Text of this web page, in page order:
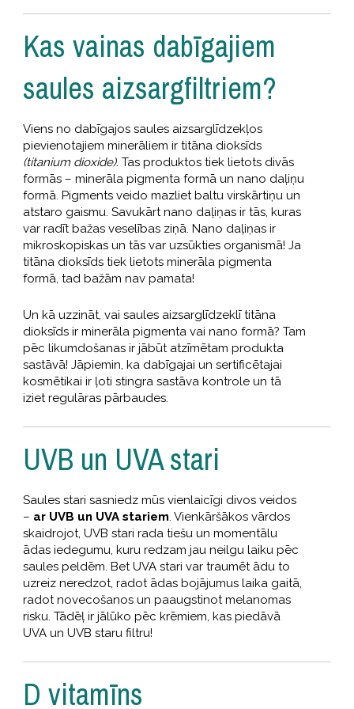
Kas vainas dabīgajiem
saules aizsargfiltriem?
Viens no dabīgajos saules aizsarglīdzekļos
pievienotajiem minerāliem ir titāna dioksīds
(titanium dioxide). Tas produktos tiek lietots divās
formās – minerāla pigmenta formā un nano daļiņu
formā. Pigments veido mazliet baltu virskārtiņu un
atstaro gaismu. Savukārt nano daļiņas ir tās, kuras
var radīt bažas veselības ziņā. Nano daļiņas ir
mikroskopiskas un tās var uzsūkties organismā! Ja
titāna dioksīds tiek lietots minerāla pigmenta
formā, tad bažām nav pamata!
Un kā uzzināt, vai saules aizsarglīdzeklī titāna
dioksīds ir minerāla pigmenta vai nano formā? Tam
pēc likumdošanas ir jābūt atzīmētam produkta
sastāvā! Jāpiemin, ka dabīgajai un sertificētajai
kosmētikai ir ļoti stingra sastāva kontrole un tā
iziet regulāras pārbaudes.
UVB un UVA stari
Saules stari sasniedz mūs vienlaicīgi divos veidos
– ar UVB un UVA stariem. Vienkāršākos vārdos
skaidrojot, UVB stari rada tiešu un momentālu
ādas iedegumu, kuru redzam jau neilgu laiku pēc
saules peldēm. Bet UVA stari var traumēt ādu to
uzreiz neredzot, radot ādas bojājumus laika gaitā,
radot novecošanos un paaugstinot melanomas
risku. Tādēļ ir jālūko pēc krēmiem, kas piedāvā
UVA un UVB staru filtru!
D vitamīns